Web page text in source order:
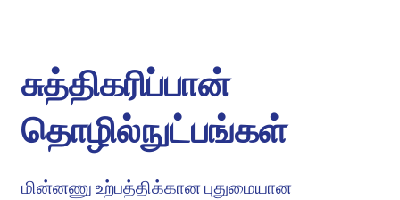
சுத்திகரிப்பான்
தொழில்நுட்பங்கள்
மின்னணு உற்பத்திக்கான புதுமையான